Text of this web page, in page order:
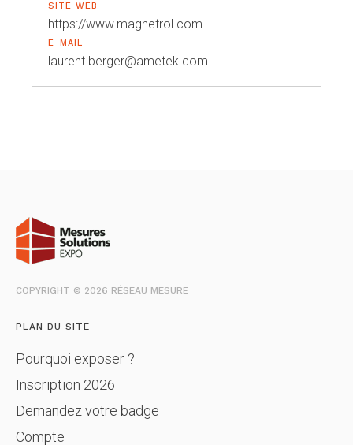
SITE WEB
https://www.magnetrol.com
E-MAIL
laurent.berger@ametek.com
COPYRIGHT © 2026 RÉSEAU MESURE
PLAN DU SITE
Pourquoi exposer ?
Inscription 2026
Demandez votre badge
Compte